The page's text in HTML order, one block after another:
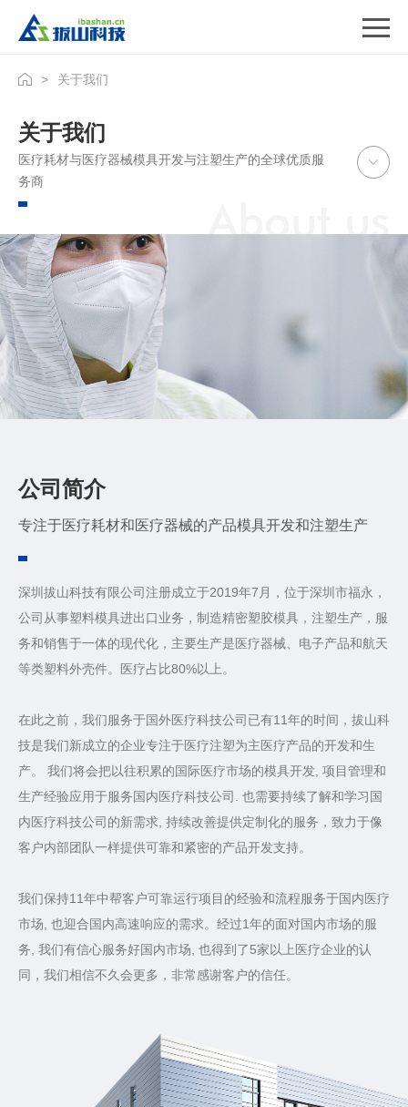
联系我们
> 关于我们
关于我们
医疗耗材与医疗器械模具开发与注塑生产的全球优质服
务商
About us
公司简介
专注于医疗耗材和医疗器械的产品模具开发和注塑生产
深圳拔山科技有限公司注册成立于2019年7月，位于深圳市福永，
公司从事塑料模具进出口业务，制造精密塑胶模具，注塑生产，服
务和销售于一体的现代化，主要生产是医疗器械、电子产品和航天
等类塑料外壳件。医疗占比80%以上。
在此之前，我们服务于国外医疗科技公司已有11年的时间，拔山科
技是我们新成立的企业专注于医疗注塑为主医疗产品的开发和生
产。 我们将会把以往积累的国际医疗市场的模具开发, 项目管理和
生产经验应用于服务国内医疗科技公司. 也需要持续了解和学习国
内医疗科技公司的新需求, 持续改善提供定制化的服务，致力于像
客户内部团队一样提供可靠和紧密的产品开发支持。
我们保持11年中帮客户可靠运行项目的经验和流程服务于国内医疗
市场, 也迎合国内高速响应的需求。经过1年的面对国内市场的服
务, 我们有信心服务好国内市场, 也得到了5家以上医疗企业的认
同，我们相信不久会更多，非常感谢客户的信任。